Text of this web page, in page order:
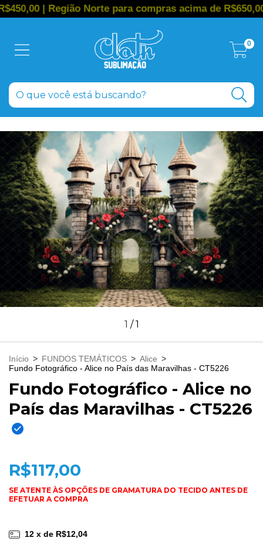
Região Norte para compras acima de R$650,00
0
1 /1
Início > FUNDOS TEMÁTICOS > Alice >
Fundo Fotográfico - Alice no País das Maravilhas - CT5226
Fundo Fotográfico - Alice no
País das Maravilhas - CT5226
R$117,00
12 x de R$12,04